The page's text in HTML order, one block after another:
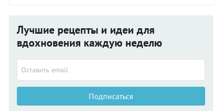
Лучшие рецепты и идеи для
вдохновения каждую неделю
Подписаться